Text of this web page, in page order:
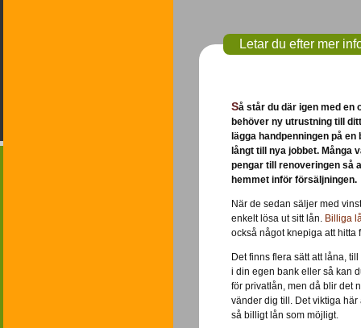
Letar du efter mer
Så står du där igen med en oväntad utgift, du
behöver ny utrustning till
lägga handpenningen på
långt till nya jobbet. Många
pengar till renoveringen så
hemmet inför försäljningen.
När de sedan säljer med
enkelt lösa ut sitt lån. Billiga
också något knepiga att hitta
Det finns flera sätt att låna,
i din egen bank eller så kan
för privatlån, men då blir det
vänder dig till. Det viktiga
så billigt lån som möjligt.